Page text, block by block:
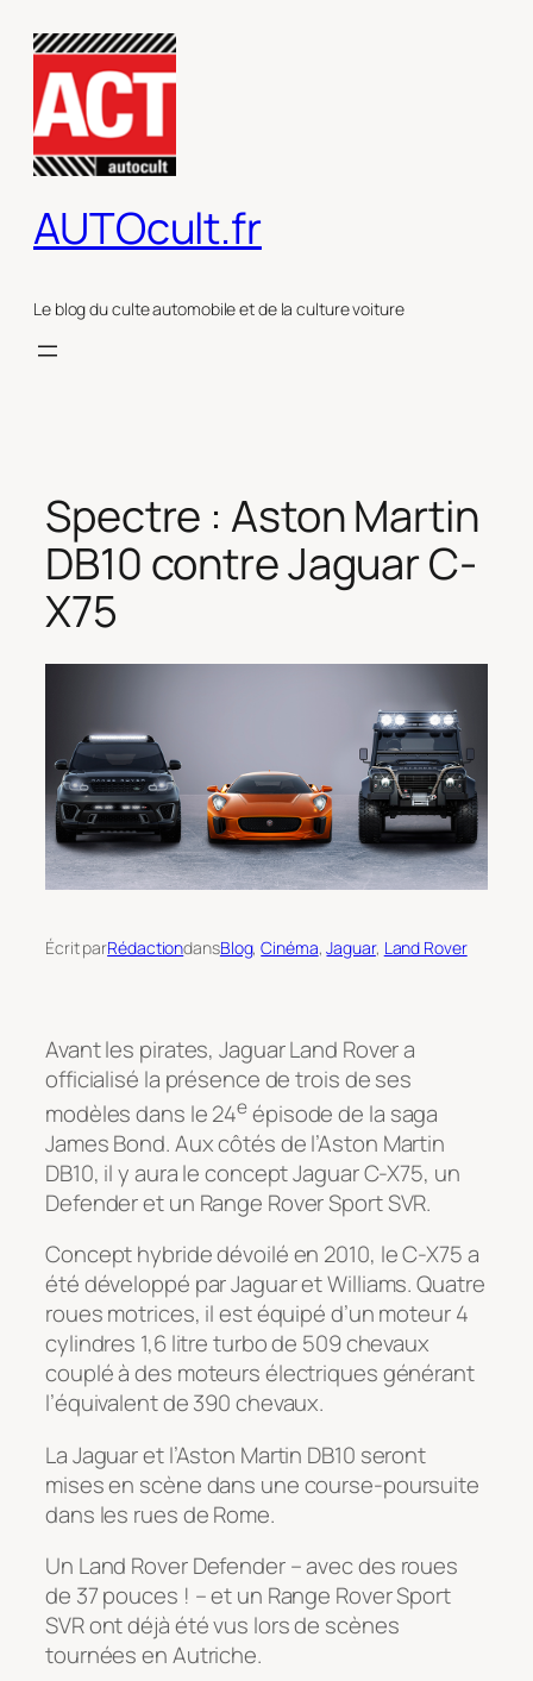
contenu
AUTOcult.fr
Le blog du culte automobile et de la culture voiture
Spectre : Aston Martin
DB10 contre Jaguar C-
X75
Écrit parRédactiondansBlog, Cinéma, Jaguar, Land Rover
Avant les pirates, Jaguar Land Rover a
officialisé la présence de trois de ses
modèles dans le 24eépisode de la saga
James Bond. Aux côtés de l’Aston Martin
DB10, il y aura le concept Jaguar C-X75, un
Defender et un Range Rover Sport SVR.
Concept hybride dévoilé en 2010, le C-X75 a
été développé par Jaguar et Williams. Quatre
roues motrices, il est équipé d’un moteur 4
cylindres 1,6 litre turbo de 509 chevaux
couplé à des moteurs électriques générant
l’équivalent de 390 chevaux.
La Jaguar et l’Aston Martin DB10 seront
mises en scène dans une course-poursuite
dans les rues de Rome.
Un Land Rover Defender – avec des roues
de 37 pouces ! – et un Range Rover Sport
SVR ont déjà été vus lors de scènes
tournées en Autriche.